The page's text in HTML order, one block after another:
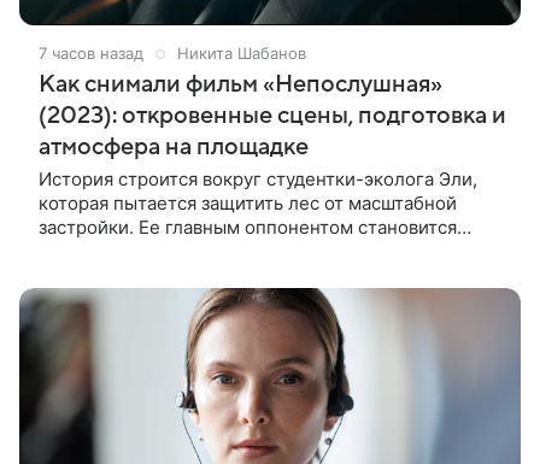
7 часов назад Никита Шабанов
Как снимали фильм «Непослушная»
(2023): откровенные сцены, подготовка и
атмосфера на площадке
История строится вокруг студентки-эколога Эли,
которая пытается защитить лес от масштабной
застройки. Ее главным оппонентом становится